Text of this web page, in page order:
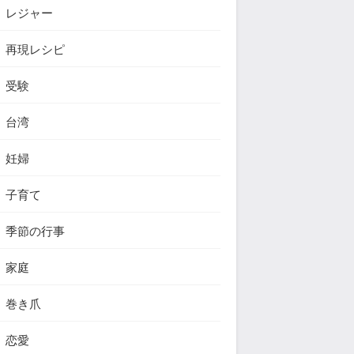
レジャー
再現レシピ
受験
台湾
妊婦
子育て
季節の行事
家庭
巻き爪
恋愛